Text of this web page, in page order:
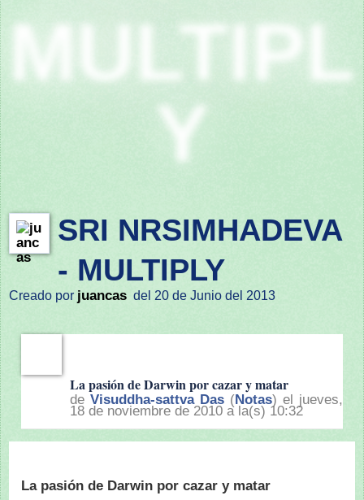
MULTIPL
Y
SRI NRSIMHADEVA
- MULTIPLY
Creado por juancas del 20 de Junio del 2013
La pasión de Darwin por cazar y matar
de Visuddha-sattva Das (Notas) el jueves,
18 de noviembre de 2010 a la(s) 10:32
La pasión de Darwin por cazar y matar